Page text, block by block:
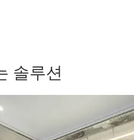
솔루션